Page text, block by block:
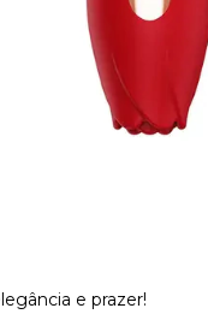
e prazer!